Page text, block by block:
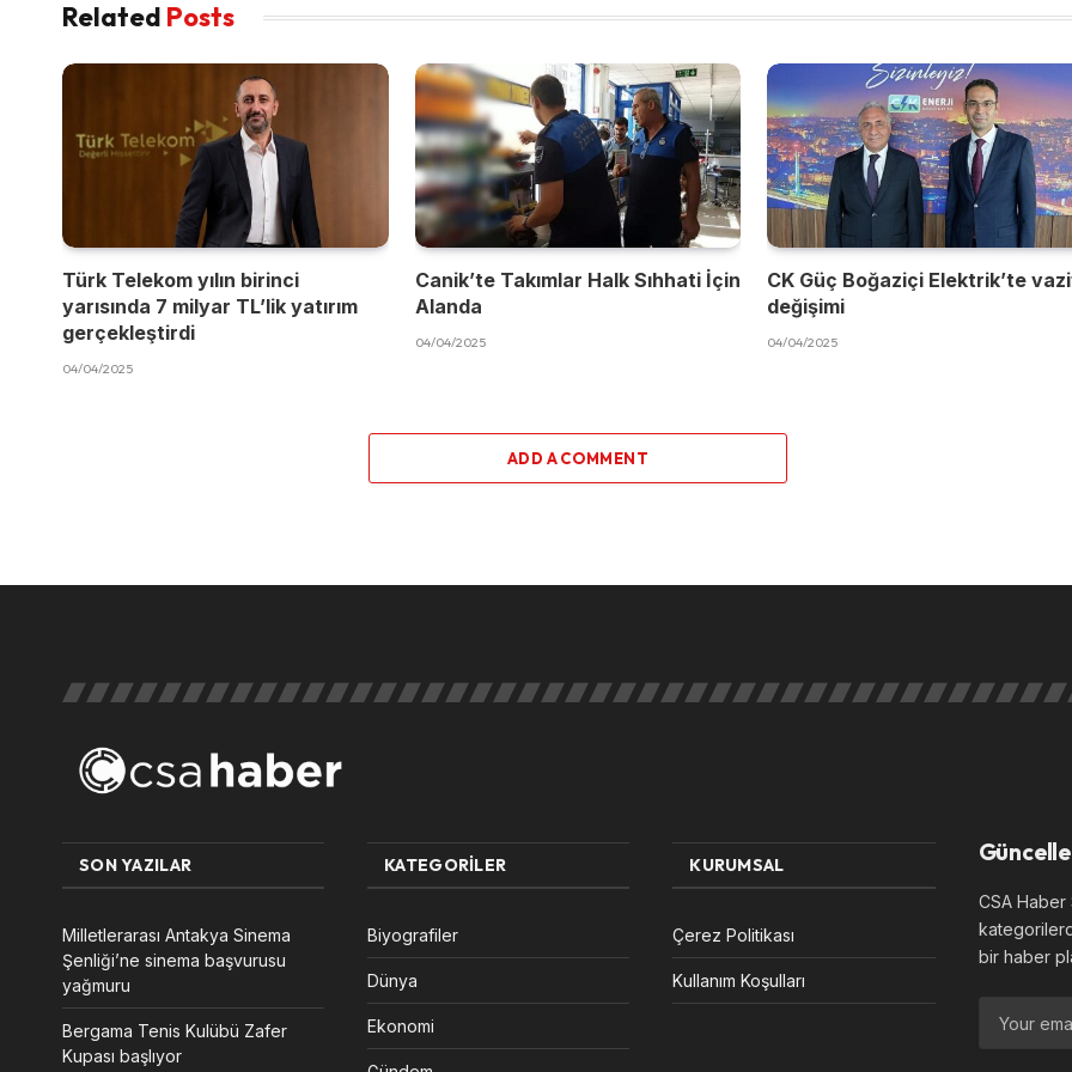
Related Posts
Türk Telekom yılın birinci
yarısında 7 milyar TL’lik yatırım
gerçekleştirdi
04/04/2025
Canik’te Takımlar Halk Sıhhati İçin
Alanda
04/04/2025
CK Güç Boğaziçi Elektrik’te
değişimi
04/04/2025
ADD A COMMENT
SON YAZILAR
Milletlerarası Antakya Sinema
Şenliği’ne sinema başvurusu
yağmuru
Bergama Tenis Kulübü Zafer
Kupası başlıyor
KATEGORILER
Biyografiler
Dünya
Ekonomi
KURUMSAL
Çerez Politikası
Kullanım Koşulları
CSA
bir haber